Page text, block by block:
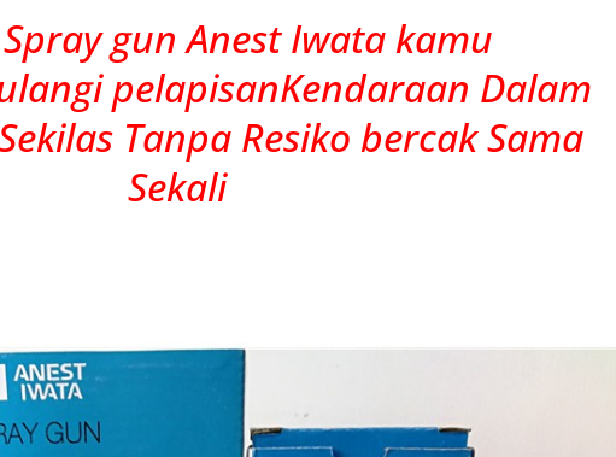
gun Anest Iwata kamu
pelapisanKendaraan Dalam
Tanpa Resiko bercak Sama
Sekali